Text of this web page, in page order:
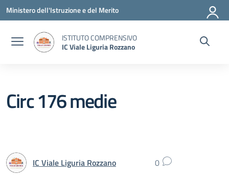
Vai ai contenuti
Vai al menu di navigazione
Vai al footer
Ministero dell'Istruzione e del Merito
ISTITUTO COMPRENSIVO
IC Viale Liguria Rozzano
Circ 176 medie
IC Viale Liguria Rozzano 0